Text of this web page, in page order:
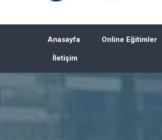
Anasayfa Online Eğitimler
İletişim